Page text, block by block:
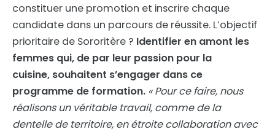
constituer une promotion et inscrire chaque
candidate dans un parcours de réussite. L’objectif
prioritaire de Sororitère ? Identifier en amont les
femmes qui, de par leur passion pour la
cuisine, souhaitent s’engager dans ce
programme de formation. « Pour ce faire, nous
réalisons un véritable travail, comme de la
dentelle de territoire, en étroite collaboration avec